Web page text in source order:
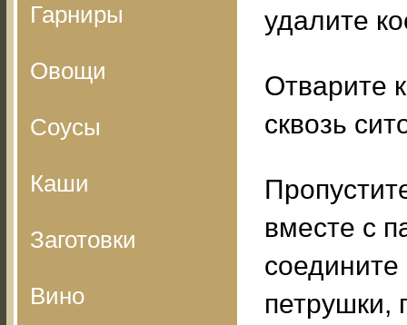
Гарниры
Овощи
Соусы
Каши
Заготовки
Вино
удалите
Отварите
сквозь
вместе с
петрушки,